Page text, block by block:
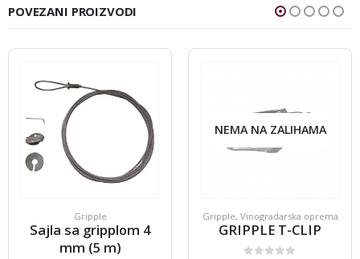
POVEZANI PROIZVODI
Gripple
Sajla sa gripplom 4
mm (5 m)
NEMA NA ZALIHAMA
Gripple, Vinogradarska oprema
GRIPPLE T-CLIP